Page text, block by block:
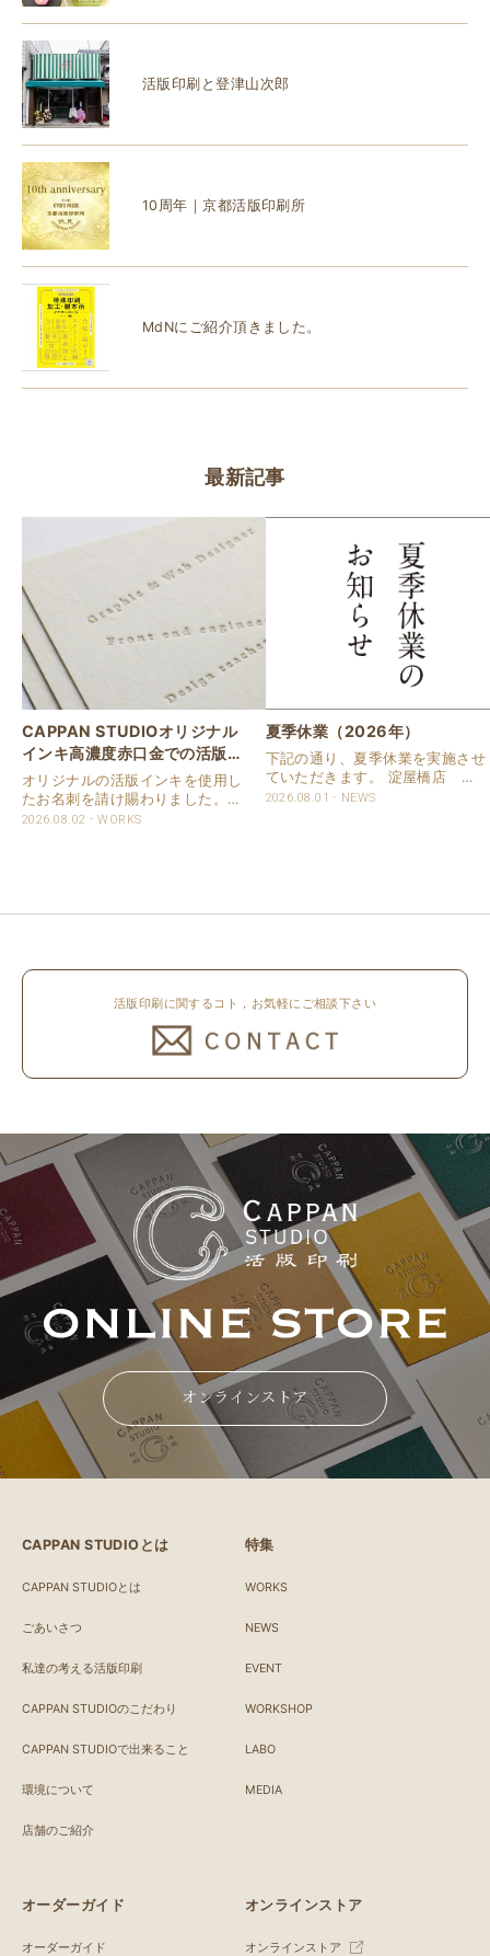
活版印刷と登津山次郎
10周年｜京都活版印刷所
MdNにご紹介頂きました。
最新記事
CAPPAN STUDIOオリジナル
インキ高濃度赤口金での活版名
刺
オリジナルの活版インキを使用し
たお名刺を請け賜わりました。
用紙は新バフン紙Nのきぬを使用
2026.08.02 WORKS
夏季休業（2026年）
下記の通り、夏季休業を実施させ
ていただきます。 淀屋橋店 通
常営業いたします。 奈良店 8月
2026.08.01 NEWS
活版印刷に関するコト，お気軽にご相談下さい
オンラインストア
CAPPAN STUDIOとは
CAPPAN STUDIOとは
ごあいさつ
私達の考える活版印刷
CAPPAN STUDIOのこだわり
CAPPAN STUDIOで出来ること
環境について
店舗のご紹介
特集
WORKS
NEWS
EVENT
WORKSHOP
LABO
MEDIA
オーダーガイド
オーダーガイド
オンラインストア
オンラインストア